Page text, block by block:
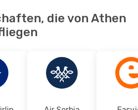
die von Athen